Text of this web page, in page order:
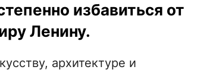
избавиться от
Ленину.
архитектуре и